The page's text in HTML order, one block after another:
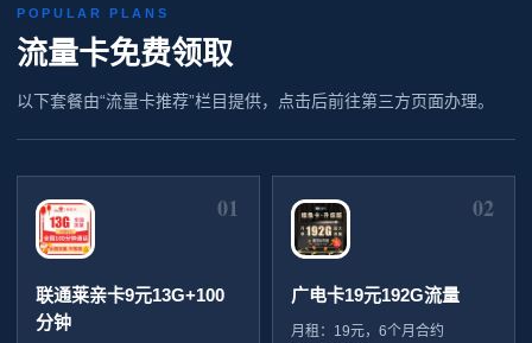
POPULAR PLANS
流量卡免费领取
以下套餐由“流量卡推荐”栏目提供，点击后前往第三方页面办理。
01
联通莱亲卡9元13G+100
分钟
02
广电卡19元192G流量
月租：19元，6个月合约